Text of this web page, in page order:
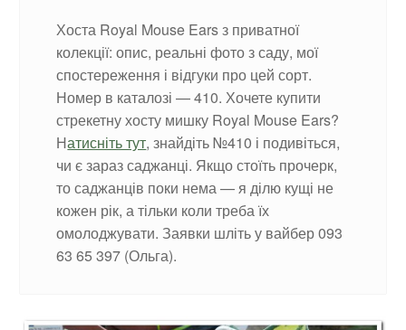
Хоста Royal Mouse Ears з приватної
колекції: опис, реальні фото з саду, мої
спостереження і відгуки про цей сорт.
Номер в каталозі — 410. Хочете купити
стрекетну хосту мишку Royal Mouse Ears?
Натисніть тут, знайдіть №410 і подивіться,
чи є зараз саджанці. Якщо стоїть прочерк,
то саджанців поки нема — я ділю кущі не
кожен рік, а тільки коли треба їх
омолоджувати. Заявки шліть у вайбер 093
63 65 397 (Ольга).